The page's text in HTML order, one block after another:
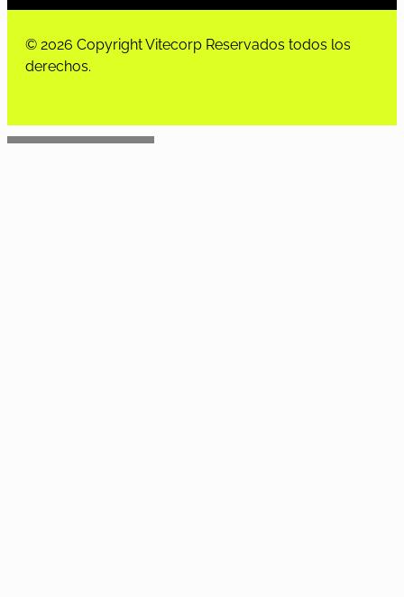
© 2026 Copyright Vitecorp Reservados todos los
derechos.